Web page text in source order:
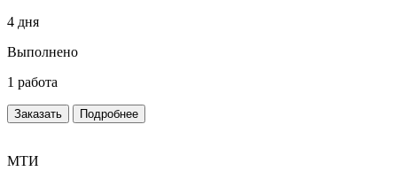
4 дня
Выполнено
1 работа
Заказать Подробнее
МТИ